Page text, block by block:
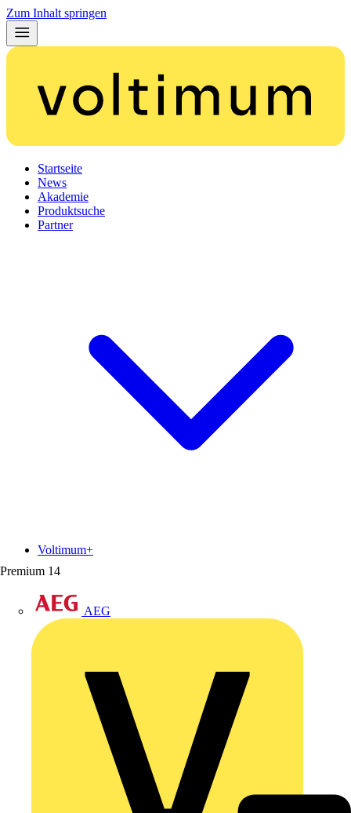
Zum Inhalt springen
Startseite
News
Akademie
Produktsuche
Partner
Premium 14
AEG
Voltimum+